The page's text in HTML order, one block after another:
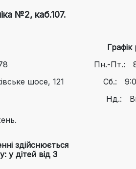
№2, каб.107.
шосе, 121
здійснюється
у дітей від 3
Пн.-Пт.:
Сб.:
Нд.: